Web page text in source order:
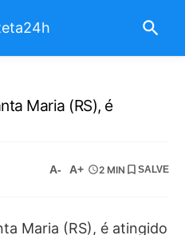
Maria (RS), é
A- A+ 2 MIN SALVE